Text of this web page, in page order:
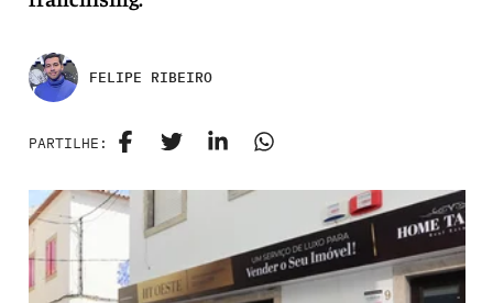
FELIPE RIBEIRO
PARTILHE: